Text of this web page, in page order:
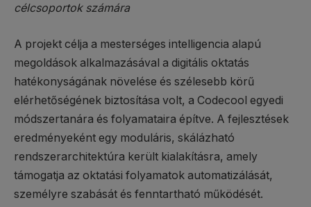
célcsoportok számára
A projekt célja a mesterséges intelligencia alapú
megoldások alkalmazásával a digitális oktatás
hatékonyságának növelése és szélesebb körű
elérhetőségének biztosítása volt, a Codecool egyedi
módszertanára és folyamataira építve. A fejlesztések
eredményeként egy moduláris, skálázható
rendszerarchitektúra került kialakításra, amely
támogatja az oktatási folyamatok automatizálását,
személyre szabását és fenntartható működését.